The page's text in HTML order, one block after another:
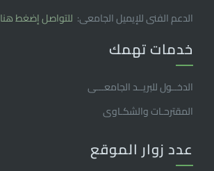
الدعم الفنى للإيميل الجامعى: للتواصل إضغط هنا
خدمات تهمك
الدخــول للبريــد الجامعـــى
المقترحـات والشكـاوى
عدد زوار الموقع